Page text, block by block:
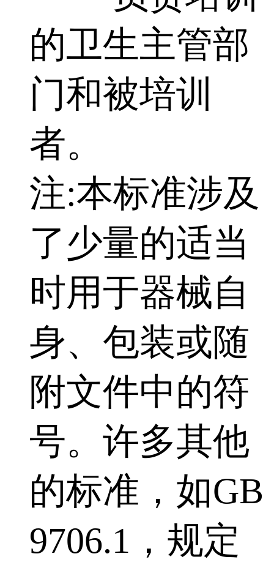
的卫生主管部
门和被培训
者。
注:本标准涉及
了少量的适当
时用于器械自
身、包装或随
附文件中的符
号。许多其他
的标准，如GB
9706.1，规定